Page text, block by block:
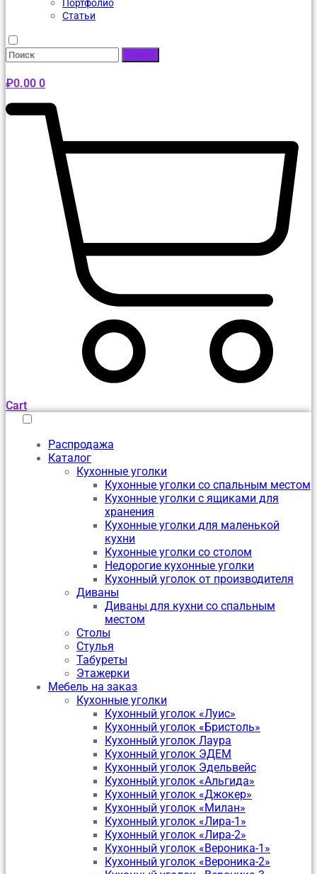
Портфолио
Статьи
Поиск
₽0.00 0
Cart
Распродажа
Каталог
Кухонные уголки
Кухонные уголки со спальным местом
Кухонные уголки с ящиками для
хранения
Кухонные уголки для маленькой
кухни
Кухонные уголки со столом
Недорогие кухонные уголки
Кухонный уголок от производителя
Диваны
Диваны для кухни со спальным
местом
Столы
Стулья
Табуреты
Этажерки
Мебель на заказ
Кухонные уголки
Кухонный уголок «Луис»
Кухонный уголок «Бристоль»
Кухонный уголок Лаура
Кухонный уголок ЭДЕМ
Кухонный уголок Эдельвейс
Кухонный уголок «Альгида»
Кухонный уголок «Джокер»
Кухонный уголок «Милан»
Кухонный уголок «Лира-1»
Кухонный уголок «Лира-2»
Кухонный уголок «Вероника-1»
Кухонный уголок «Вероника-2»